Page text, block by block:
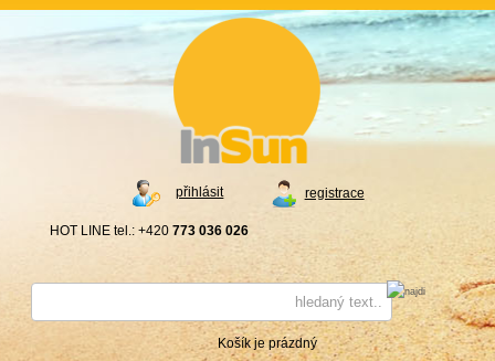
registrace
přihlásit
HOT LINE tel.: +420 773 036 026
Košík je prázdný